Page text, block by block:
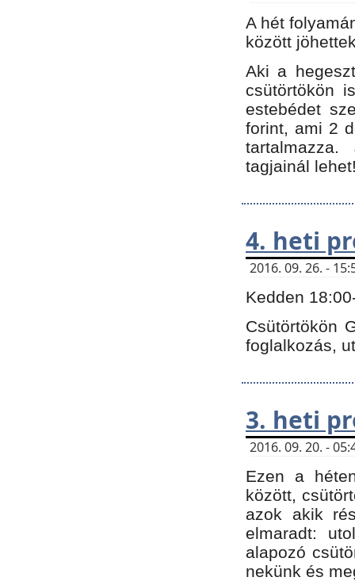
A hét
között
Aki a
csütörtökön
estebédet
forint, ami 2
tartalmazza.
tagjainál
4. heti
2016. 09. 26. -
Kedden
Csütörtökön
foglalkozás,
3. heti
2016. 09. 20. -
Ezen a
között,
azok akik
elmaradt:
alapozó
nekünk és